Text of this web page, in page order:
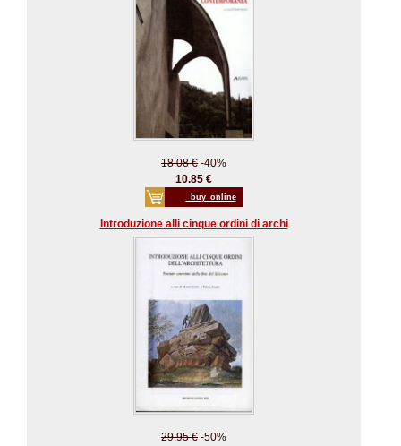
18.08 € -40%
10.85 €
_buy_online
Introduzione alli cinque ordini di archi
29.95 € -50%